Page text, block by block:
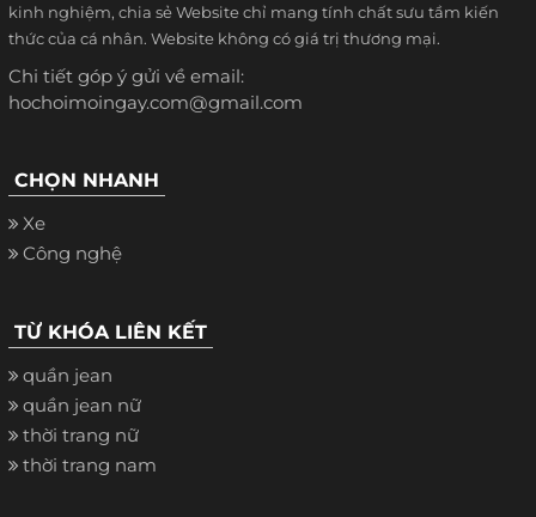
kinh nghiệm, chia sẻ Website chỉ mang tính chất sưu tầm kiến
thức của cá nhân. Website không có giá trị thương mại.
Chi tiết góp ý gửi về email:
hochoimoingay.com@gmail.com
CHỌN NHANH
Xe
Công nghệ
TỪ KHÓA LIÊN KẾT
quần jean
quần jean nữ
thời trang nữ
thời trang nam